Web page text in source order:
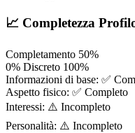
📈 Completezza
Completamento 50%
0% Discreto 100%
Informazioni di base: ✅
Aspetto fisico: ✅ Completo
Interessi: ⚠️ Incompleto
Personalità: ⚠️ Incompleto